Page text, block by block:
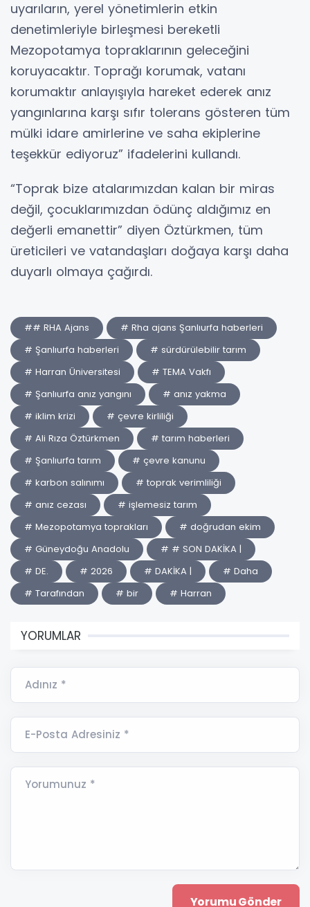
uyarıların, yerel yönetimlerin etkin
denetimleriyle birleşmesi bereketli
Mezopotamya topraklarının geleceğini
koruyacaktır. Toprağı korumak, vatanı
korumaktır anlayışıyla hareket ederek anız
yangınlarına karşı sıfır tolerans gösteren tüm
mülki idare amirlerine ve saha ekiplerine
teşekkür ediyoruz” ifadelerini kullandı.
“Toprak bize atalarımızdan kalan bir miras
değil, çocuklarımızdan ödünç aldığımız en
değerli emanettir” diyen Öztürkmen, tüm
üreticileri ve vatandaşları doğaya karşı daha
duyarlı olmaya çağırdı.
## RHA Ajans
# Rha ajans Şanlıurfa haberleri
# Şanlıurfa haberleri
# sürdürülebilir tarım
# Harran Üniversitesi
# TEMA Vakfı
# Şanlıurfa anız yangını
# anız yakma
# iklim krizi
# çevre kirliliği
# Ali Rıza Öztürkmen
# tarım haberleri
# Şanlıurfa tarım
# çevre kanunu
# karbon salınımı
# toprak verimliliği
# anız cezası
# işlemesiz tarım
# Mezopotamya toprakları
# doğrudan ekim
# Güneydoğu Anadolu
# # SON DAKİKA |
# DE.
# 2026 # DAKİKA |
# Daha
# Tarafından
# bir # Harran
YORUMLAR
Adınız *
E-Posta Adresiniz *
Yorumunuz *